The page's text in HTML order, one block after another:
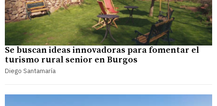
Se buscan ideas innovadoras para fomentar el
turismo rural senior en Burgos
Diego Santamaría